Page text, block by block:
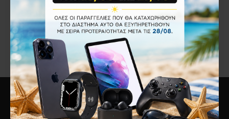
Έχετε φτάσει στο τέλος της λίστας.
Πληροφορίες
Η Εταιρεία